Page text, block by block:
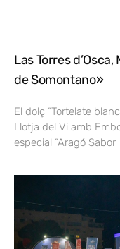
Las Torres
de Somontano»
El dolç “Tortelate
Llotja del Vi amb
especial “Aragó Sabor